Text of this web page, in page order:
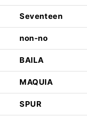
Seventeen
non-no
BAILA
MAQUIA
SPUR